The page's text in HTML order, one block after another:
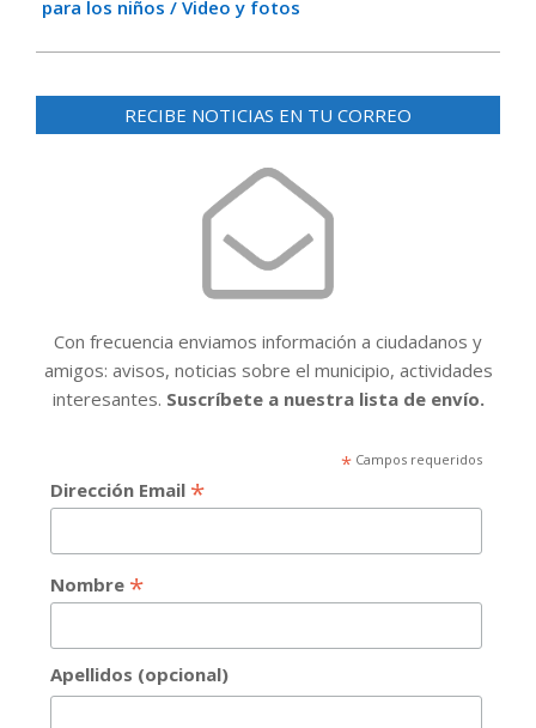
para los niños / Video y fotos
RECIBE NOTICIAS EN TU CORREO
Con frecuencia enviamos información a ciudadanos y
amigos: avisos, noticias sobre el municipio, actividades
interesantes. Suscríbete a nuestra lista de envío.
*Campos requeridos
Dirección Email *
Nombre *
Apellidos (opcional)